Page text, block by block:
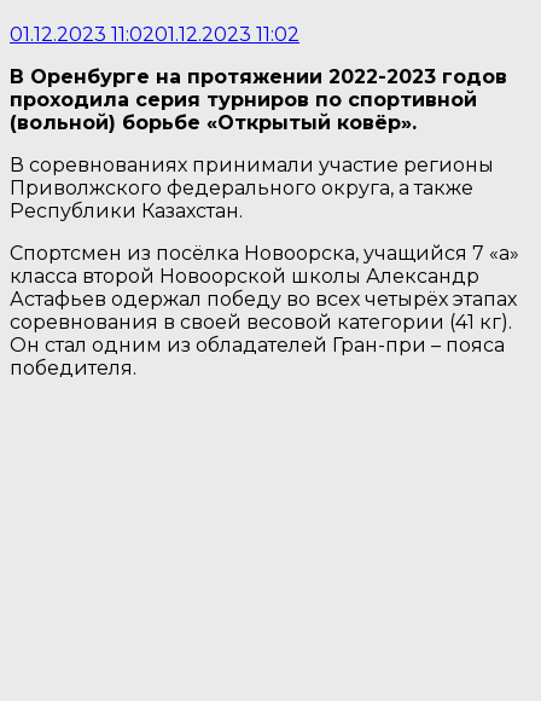
01.12.2023 11:0201.12.2023 11:02
В Оренбурге на протяжении 2022-2023 годов
проходила серия турниров по спортивной
(вольной) борьбе «Открытый ковёр».
В соревнованиях принимали участие регионы
Приволжского федерального округа, а также
Республики Казахстан.
Спортсмен из посёлка Новоорска, учащийся 7 «а»
класса второй Новоорской школы Александр
Астафьев одержал победу во всех четырёх этапах
соревнования в своей весовой категории (41 кг).
Он стал одним из обладателей Гран-при – пояса
победителя.